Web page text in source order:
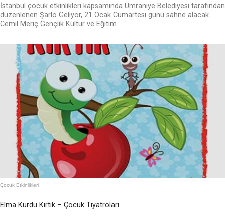
İstanbul çocuk etkinlikleri kapsamında Ümraniye Belediyesi tarafından
düzenlenen Şarlo Geliyor, 21 Ocak Cumartesi günü sahne alacak.
Cemil Meriç Gençlik Kültür ve Eğitim...
Çocuk Etkinlikleri
Elma Kurdu Kırtık – Çocuk Tiyatroları